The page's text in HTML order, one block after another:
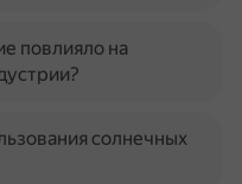
повлияло на
солнечных